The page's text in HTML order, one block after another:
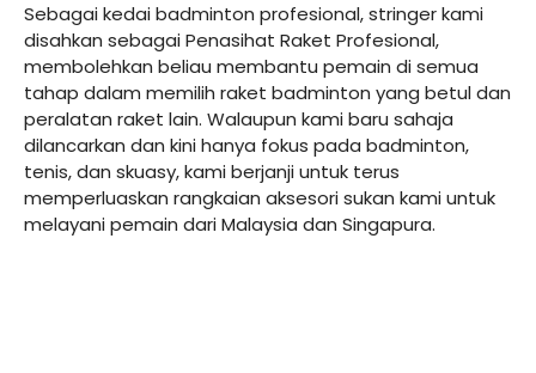
Sebagai kedai badminton profesional, stringer kami
disahkan sebagai Penasihat Raket Profesional,
membolehkan beliau membantu pemain di semua
tahap dalam memilih raket badminton yang betul dan
peralatan raket lain. Walaupun kami baru sahaja
dilancarkan dan kini hanya fokus pada badminton,
tenis, dan skuasy, kami berjanji untuk terus
memperluaskan rangkaian aksesori sukan kami untuk
melayani pemain dari Malaysia dan Singapura.